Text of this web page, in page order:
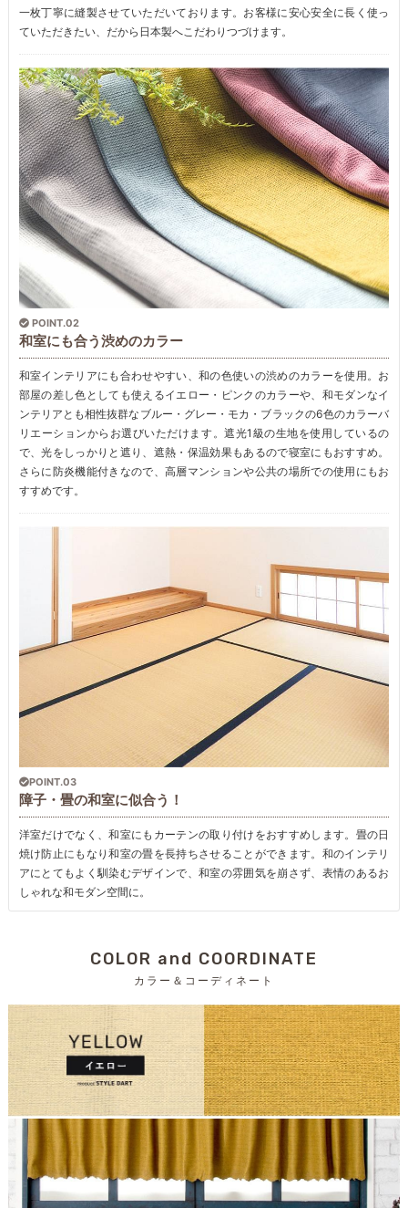
一枚丁寧に縫製させていただいております。お客様に安心安全に長く使っ
ていただきたい、だから日本製へこだわりつづけます。
POINT.02
和室にも合う渋めのカラー
和室インテリアにも合わせやすい、和の色使いの渋めのカラーを使用。お
部屋の差し色としても使えるイエロー・ピンクのカラーや、和モダンなイ
ンテリアとも相性抜群なブルー・グレー・モカ・ブラックの6色のカラーバ
リエーションからお選びいただけます。遮光1級の生地を使用しているの
で、光をしっかりと遮り、遮熱・保温効果もあるので寝室にもおすすめ。
さらに防炎機能付きなので、高層マンションや公共の場所での使用にもお
すすめです。
POINT.03
障子・畳の和室に似合う！
洋室だけでなく、和室にもカーテンの取り付けをおすすめします。畳の日
焼け防止にもなり和室の畳を長持ちさせることができます。和のインテリ
アにとてもよく馴染むデザインで、和室の雰囲気を崩さず、表情のあるお
しゃれな和モダン空間に。
COLOR and COORDINATE
カラー＆コーディネート